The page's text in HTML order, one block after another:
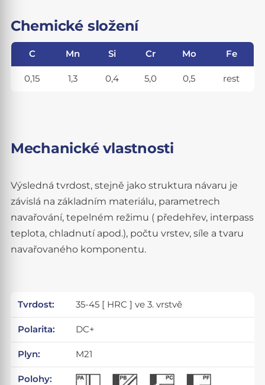
Chemické složení
C Mn Si Cr Mo Fe
0,15 1,3 0,4 5,0 0,5 rest
Mechanické vlastnosti
Výsledná tvrdost, stejně jako struktura návaru je
závislá na základním materiálu, parametrech
navařování, tepelném režimu ( předehřev, interpass
teplota, chladnutí apod.), počtu vrstev, síle a tvaru
navařovaného komponentu.
Tvrdost: 35-45 [ HRC ] ve 3. vrstvě
Polarita: DC+
Plyn: M21
Polohy: